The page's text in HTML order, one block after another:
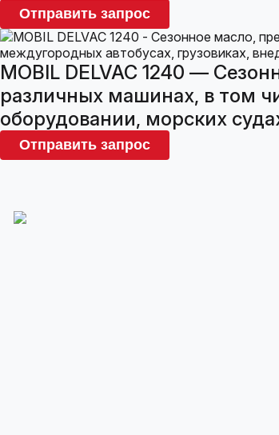
Отправить запрос
MOBIL DELVAC 1240 —
различных машинах, в том
оборудовании, морских
Отправить запрос